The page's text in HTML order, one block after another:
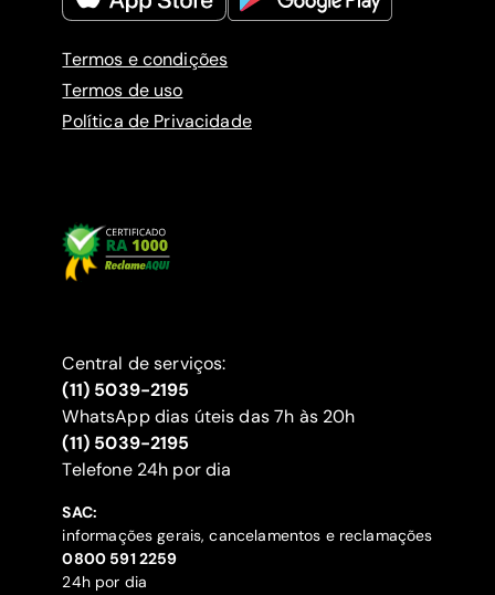
Termos e condições
Termos de uso
Política de Privacidade
Central de serviços:
(11) 5039-2195
WhatsApp dias úteis das 7h às 20h
(11) 5039-2195
‍Telefone 24h por dia
SAC:
informações gerais, cancelamentos e reclamações
‍0800 591 2259
24h por dia